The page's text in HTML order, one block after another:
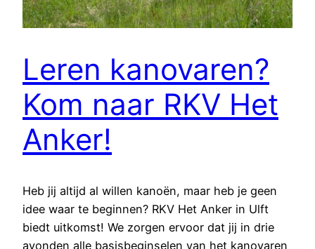
Leren kanovaren?
Kom naar RKV Het
Anker!
Heb jij altijd al willen kanoën, maar heb je geen
idee waar te beginnen? RKV Het Anker in Ulft
biedt uitkomst! We zorgen ervoor dat jij in drie
avonden alle basisbeginselen van het kanovaren